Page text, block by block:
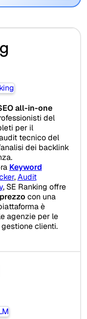
all-in-one
del
per il
tecnico del
dei backlink
Keyword
,Audit
, SE Ranking offre
con una
è
agenzie per le
clienti.